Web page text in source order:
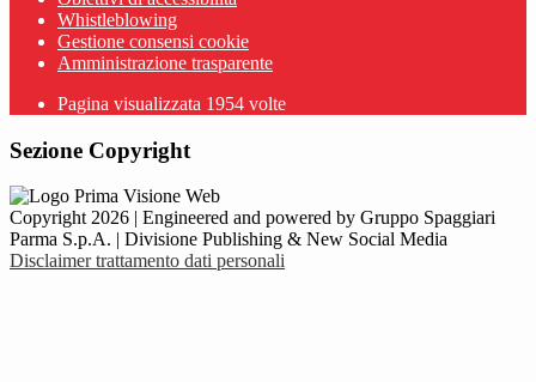
Whistleblowing
Gestione consensi cookie
Amministrazione trasparente
Pagina visualizzata 1954 volte
Sezione Copyright
Copyright 2026 | Engineered and powered by Gruppo Spaggiari
Parma S.p.A. | Divisione Publishing & New Social Media
Disclaimer trattamento dati personali